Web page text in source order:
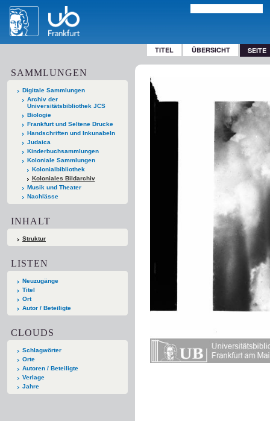
TITEL ÜBERSICHT SEITE
SAMMLUNGEN
Digitale Sammlungen
Archiv der
Universitätsbibliothek JCS
Biologie
Frankfurt und Seltene Drucke
Handschriften und Inkunabeln
Judaica
Kinderbuchsammlungen
Koloniale Sammlungen
Kolonialbibliothek
Koloniales Bildarchiv
Musik und Theater
Nachlässe
INHALT
Struktur
LISTEN
Neuzugänge
Titel
Ort
Autor / Beteiligte
CLOUDS
Schlagwörter
Orte
Autoren / Beteiligte
Verlage
Jahre